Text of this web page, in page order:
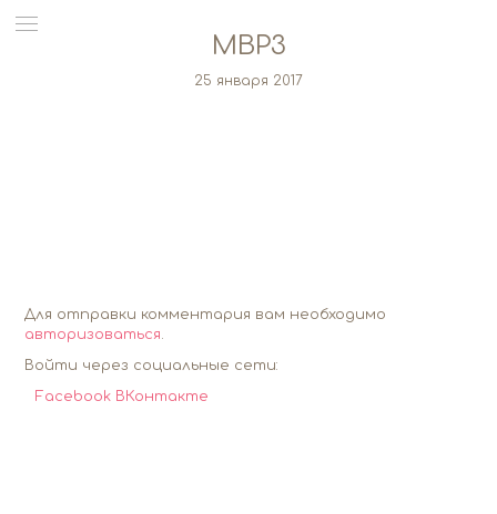
MBP3
25 января 2017
Для отправки комментария вам необходимо
авторизоваться.
Войти через социальные сети:
Facebook ВКонтакте